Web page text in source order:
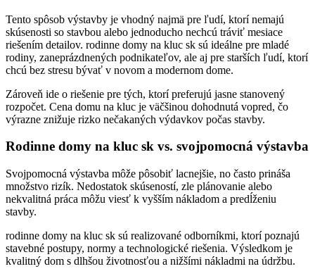
Tento spôsob výstavby je vhodný najmä pre ľudí, ktorí nemajú
skúsenosti so stavbou alebo jednoducho nechcú tráviť mesiace
riešením detailov. rodinne domy na kluc sk sú ideálne pre mladé
rodiny, zaneprázdnených podnikateľov, ale aj pre starších ľudí, ktorí
chcú bez stresu bývať v novom a modernom dome.
Zároveň ide o riešenie pre tých, ktorí preferujú jasne stanovený
rozpočet. Cena domu na kluc je väčšinou dohodnutá vopred, čo
výrazne znižuje rizko nečakaných výdavkov počas stavby.
Rodinne domy na kluc sk vs. svojpomocná výstavba
Svojpomocná výstavba môže pôsobiť lacnejšie, no často prináša
množstvo rizík. Nedostatok skúseností, zle plánovanie alebo
nekvalitná práca môžu viesť k vyšším nákladom a predĺženiu
stavby.
rodinne domy na kluc sk sú realizované odborníkmi, ktorí poznajú
stavebné postupy, normy a technologické riešenia. Výsledkom je
kvalitný dom s dlhšou životnosťou a nižšími nákladmi na údržbu.